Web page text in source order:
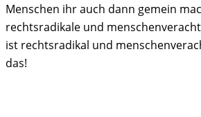
Menschen ihr auch dann gemein
rechtsradikale und
ist rechtsradikal und
das!